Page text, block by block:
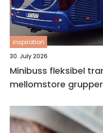
inspiration
30. July 2026
Minibuss fleksibel transport for små og
mellomstore grupper